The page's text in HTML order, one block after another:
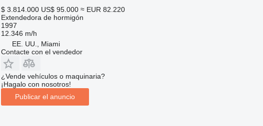
$ 3.814.000 US$ 95.000 ≈ EUR 82.220
Extendedora de hormigón
1997
12.346 m/h
EE. UU., Miami
Contacte con el vendedor
¿Vende vehículos o maquinaria?
¡Hagalo con nosotros!
Publicar el anuncio